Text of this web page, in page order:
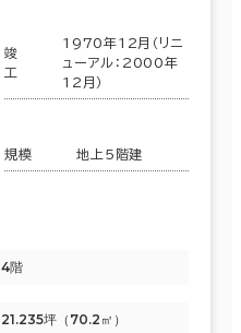
竣
工
1970年12月（リニ
ューアル：2000年
12月）
規模 地上5階建
4階
21.235坪（70.2㎡）